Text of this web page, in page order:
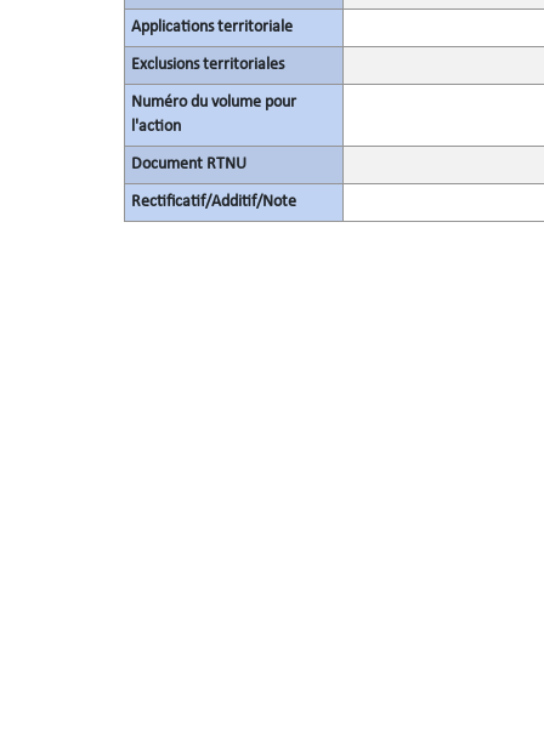
Applications territoriale
Exclusions territoriales
Numéro du volume pour
l'action
Document RTNU
Rectificatif/Additif/Note